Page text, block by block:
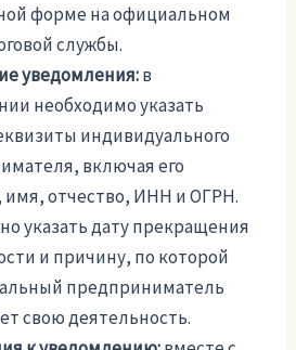
форме на официальном
службы.
уведомления:в
необходимо указать
индивидуального
включая его
отчество, ИНН и ОГРН.
указать дату прекращения
и причину, по которой
предприниматель
свою деятельность.